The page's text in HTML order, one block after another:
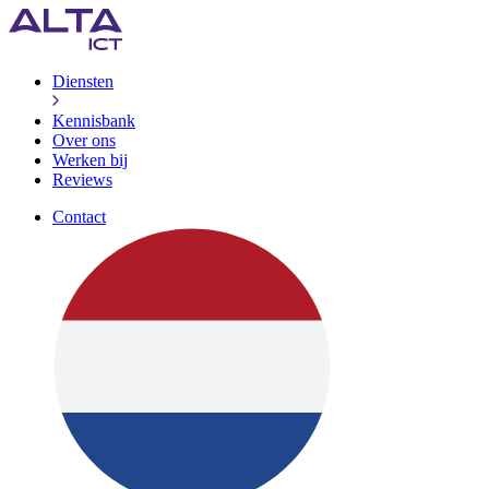
Diensten
Kennisbank
Over ons
Werken bij
Reviews
Contact